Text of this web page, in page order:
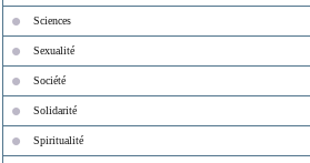
Sciences
Sexualité
Société
Solidarité
Spiritualité